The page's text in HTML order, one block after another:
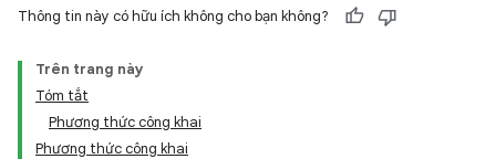
Thông tin này có hữu ích không cho bạn không?
Trên trang này
Tóm tắt
Phương thức công khai
Phương thức công khai